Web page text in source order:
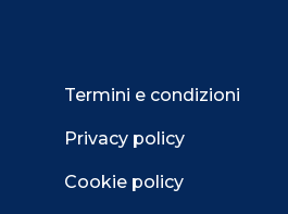
Termini e condizioni
Privacy policy
Cookie policy